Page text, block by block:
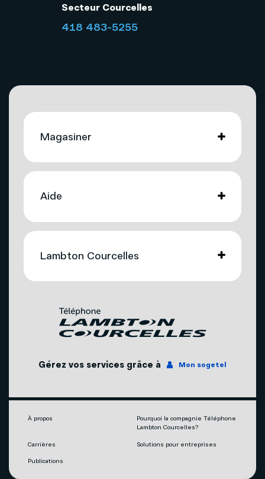
Secteur Courcelles
418 483-5255
Magasiner
Mobilité
Téléphonie
Promotions
Aide
Télévision
Lambton Courcelles
Nos succursales
Agents mobilité autorisés
Couverture du réseau
Gérez vos services grâce à Mon sogetel
À propos
Pourquoi la compagnie Téléphone
Lambton Courcelles?
Carrières Solutions pour entreprises
Publications